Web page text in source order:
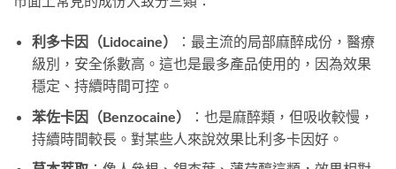
利多卡因（Lidocaine）
：最主流的局部麻醉成份，醫療
級別，安全係數高。這也是最多產品使用的，因為效果
穩定、持續時間可控。
苯佐卡因（Benzocaine）
：也是麻醉類，但吸收較慢，
持續時間較長。對某些人來說效果比利多卡因好。